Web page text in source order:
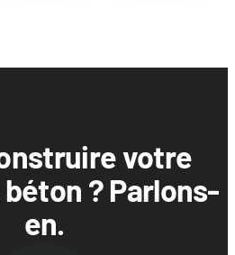
votre
? Parlons-
en.